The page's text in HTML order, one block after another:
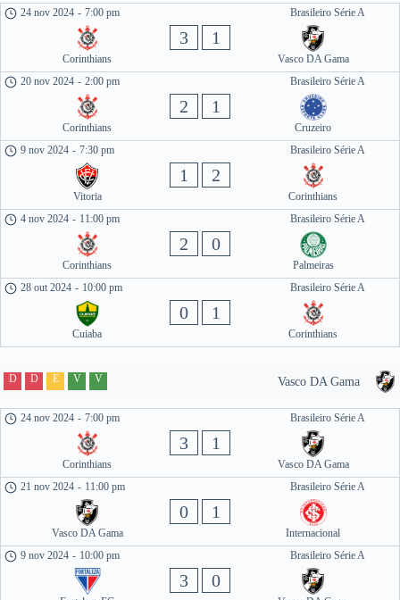
Brasileiro Série A
24 nov 2024 - 7:00 pm
Corinthians
3 1
Vasco DA Gama
Brasileiro Série A
20 nov 2024 - 2:00 pm
Corinthians
2 1
Cruzeiro
Brasileiro Série A
9 nov 2024 - 7:30 pm
Vitoria
1 2
Corinthians
Brasileiro Série A
4 nov 2024 - 11:00 pm
Corinthians
2 0
Palmeiras
Brasileiro Série A
28 out 2024 - 10:00 pm
Cuiaba
0 1
Corinthians
Vasco DA Gama
D D E V V
Brasileiro Série A
24 nov 2024 - 7:00 pm
Corinthians
3 1
Vasco DA Gama
Brasileiro Série A
21 nov 2024 - 11:00 pm
Vasco DA Gama
0 1
Internacional
Brasileiro Série A
9 nov 2024 - 10:00 pm
3 0